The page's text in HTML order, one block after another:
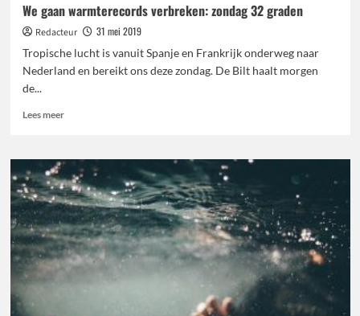
We gaan warmterecords verbreken: zondag 32 graden
Redacteur
31 mei 2019
Tropische lucht is vanuit Spanje en Frankrijk onderweg naar
Nederland en bereikt ons deze zondag. De Bilt haalt morgen
de...
Lees meerLees
We
gaan
warmterecords
verbreken:
zondag
32
graden